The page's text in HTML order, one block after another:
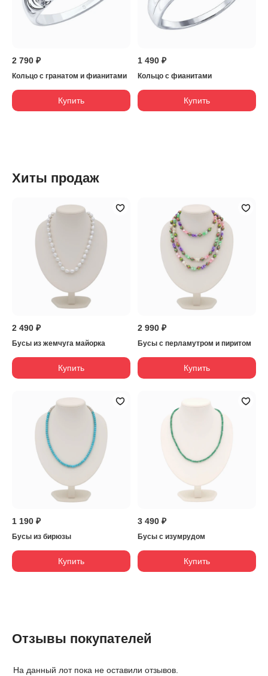
2 790 ₽
Кольцо с гранатом и фианитами
Купить
1 490 ₽
Кольцо с фианитами
Купить
Хиты продаж
2 490 ₽
Бусы из жемчуга майорка
Купить
2 990 ₽
Бусы с перламутром и пиритом
Купить
1 190 ₽
Бусы из бирюзы
Купить
3 490 ₽
Бусы с изумрудом
Купить
Отзывы покупателей
На данный лот пока не оставили отзывов.